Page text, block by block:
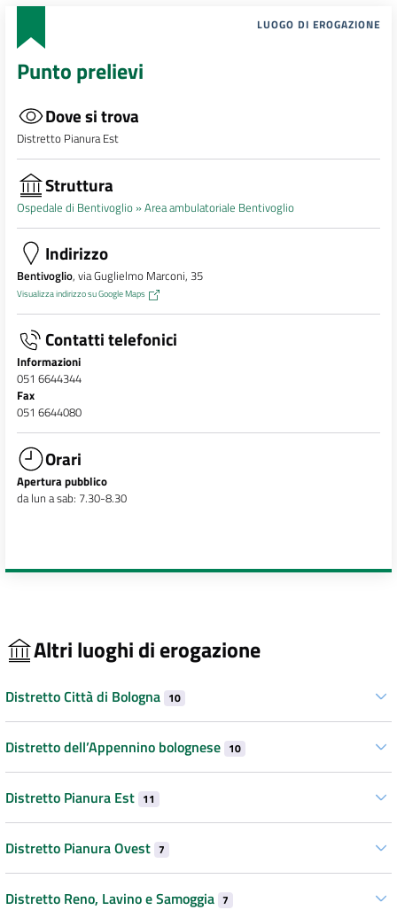
LUOGO DI EROGAZIONE
Punto prelievi
Dove si trova
Distretto Pianura Est
Struttura
Ospedale di Bentivoglio »Area ambulatoriale Bentivoglio
Indirizzo
Bentivoglio, via Guglielmo Marconi, 35
Visualizza indirizzo su Google Maps
Contatti telefonici
Informazioni
051 6644344
Fax
051 6644080
Orari
Apertura pubblico
da lun a sab: 7.30-8.30
Altri luoghi di erogazione
Distretto Città di Bologna 10
Distretto dell’Appennino bolognese 10
Distretto Pianura Est 11
Distretto Pianura Ovest 7
Distretto Reno, Lavino e Samoggia 7